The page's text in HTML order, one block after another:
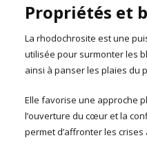
Propriétés et
La rhodochrosite est une
utilisée pour surmonter les
ainsi à panser les plaies du
Elle favorise une approche
l’ouverture du cœur et la
permet d’affronter les